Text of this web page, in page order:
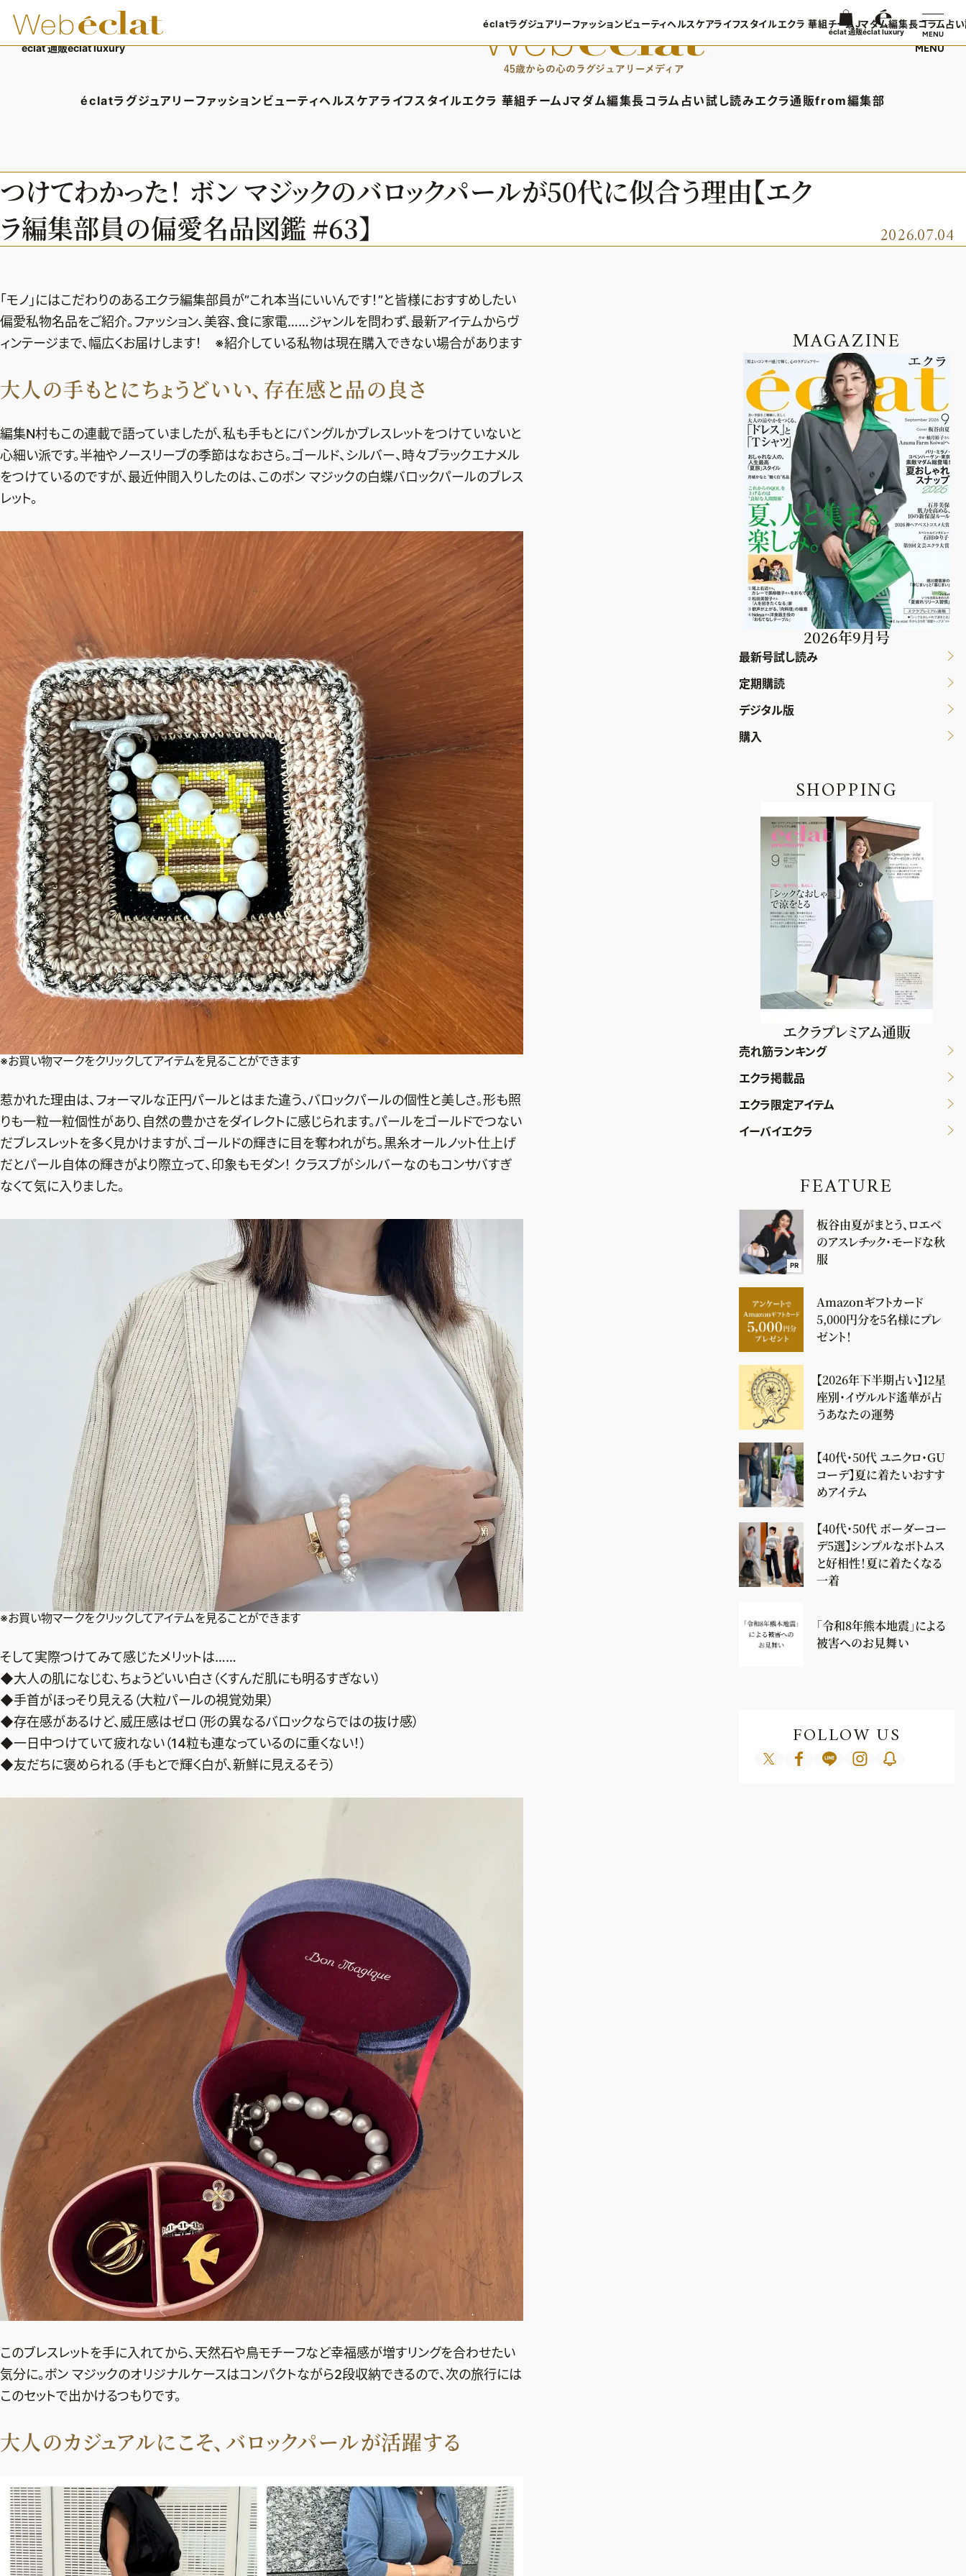
éclat 通販éclat luxury MENU
éclatラグジュアリー
ラグジュアリーTOPICS
NEOエグゼスタイル
ファッション
ファッションTOPICS
8月の毎日コーデ
50代なに着てる？
ファッション特集
ビューティ
ヘアスタイル・ヘアケア
エイジングケア
メイク
50代ベストコスメ
ヘルスケア
ヘルスケアTOPICS
更年期
ストレッチ・エクササイズ
ダイエット
ライフスタイル
車・家電
ゴルフ
旅行＆グルメ
50代のお悩み
エクラ 華組
エクラ 華組メンバー一覧
エクラ 華組ランキング
チームJマダム
チームJマダムメンバー一覧
チームJマダムランキング
編集長コラム
あら、素敵☆ 手帖
占い
イヴルルド遙華の12星座占い
試し読みエクラ通販
エクラプレミアムNEWS
通販ランキング
エクラプレミアム通販
from編集部
インフォメーション
éclatラグジュアリー
éclatラグジュアリーTOP
ラグジュアリーTOPICS
ファッション
ファッションTOP
ファッションTOPICS
ビューティ
ビューティTOP
ヘアスタイル・ヘアケア
ヘルスケア
ヘルスケアTOP
ヘルスケアTOPICS
50代健康のお悩み
ライフスタイル
車・家電
カルチャー
エクラ 華組
エクラ 華組メンバー一覧
チームJマダム
チームJマダムメンバー一
編集長コラム占い
éclat 通販éclat luxury MENU
つけてわかった！ ボン マジックのバロックパールが50代に似合う理由【エク
ラ編集部員の偏愛名品図鑑 #63】
2026.07.04
「モノ」にはこだわりのあるエクラ編集部員が”これ本当にいいんです！”と皆様におすすめしたい
偏愛私物名品をご紹介。ファッション、美容、食に家電……ジャンルを問わず、最新アイテムからヴ
ィンテージまで、幅広くお届けします！ ※紹介している私物は現在購入できない場合があります
大人の手もとにちょうどいい、存在感と品の良さ
編集N村もこの連載で語っていましたが、私も手もとにバングルかブレスレットをつけていないと
心細い派です。半袖やノースリーブの季節はなおさら。ゴールド、シルバー、時々ブラックエナメル
をつけているのですが、最近仲間入りしたのは、このボン マジックの白蝶バロックパールのブレス
レット。
※お買い物マークをクリックしてアイテムを見ることができます
惹かれた理由は、フォーマルな正円パールとはまた違う、バロックパールの個性と美しさ。形も照
りも一粒一粒個性があり、自然の豊かさをダイレクトに感じられます。パールをゴールドでつない
だブレスレットを多く見かけますが、ゴールドの輝きに目を奪われがち。黒糸オールノット仕上げ
だとパール自体の輝きがより際立って、印象もモダン！ クラスプがシルバーなのもコンサバすぎ
なくて気に入りました。
※お買い物マークをクリックしてアイテムを見ることができます
そして実際つけてみて感じたメリットは……
◆大人の肌になじむ、ちょうどいい白さ（くすんだ肌にも明るすぎない）
◆手首がほっそり見える（大粒パールの視覚効果）
◆存在感があるけど、威圧感はゼロ（形の異なるバロックならではの抜け感）
◆一日中つけていて疲れない（14粒も連なっているのに重くない！）
◆友だちに褒められる（手もとで輝く白が、新鮮に見えるそう）
このブレスレットを手に入れてから、天然石や鳥モチーフなど幸福感が増すリングを合わせたい
気分に。ボン マジックのオリジナルケースはコンパクトながら2段収納できるので、次の旅行には
このセットで出かけるつもりです。
大人のカジュアルにこそ、バロックパールが活躍する
MAGAZINE
2026年9月号
最新号試し読み
定期購読
デジタル版
購入
SHOPPING
エクラプレミアム通販
売れ筋ランキング
エクラ掲載品
エクラ限定アイテム
イーバイエクラ
FEATURE
PR
板谷由夏がまとう、ロエベ
のアスレチック・モードな秋
服
Amazonギフトカード
5,000円分を5名様にプレ
ゼント！
【2026年下半期占い】12星
座別・イヴルルド遙華が占
うあなたの運勢
【40代・50代 ユニクロ・GU
コーデ】夏に着たいおすす
めアイテム
【40代・50代 ボーダーコー
デ5選】シンプルなボトムス
と好相性！夏に着たくなる
一着
「令和8年熊本地震」による
被害へのお見舞い
FOLLOW US